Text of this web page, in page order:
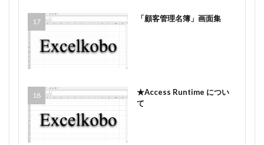
「顧客管理名簿」画面集
★Access Runtime につい
て